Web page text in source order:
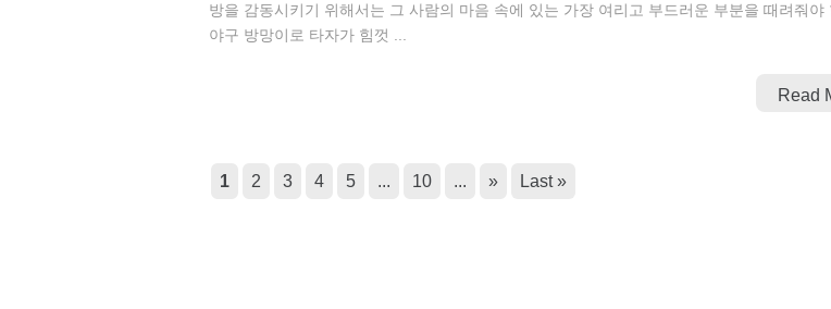
방을 감동시키기 위해서는 그 사람의 마음 속에 있는 가장 여리고 부드러운 부분을 때려줘야
야구 방망이로 타자가 힘껏 ...
Read
1 2 3 4 5 ... 10 ... » Last »